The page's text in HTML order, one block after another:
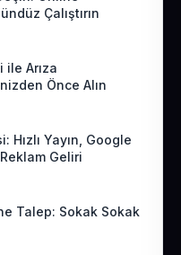
Çalıştırın
ile Arıza
Önce Alın
Hızlı Yayın, Google
Geliri
Talep: Sokak Sokak